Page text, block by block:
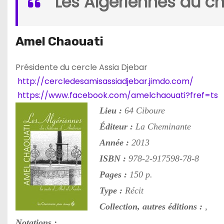
Amel Chaouati
Présidente du cercle Assia Djebar
http://cercledesamisassiadjebar.jimdo.com/
https://www.facebook.com/amelchaouati?fref=ts
Lieu : 64 Ciboure
Éditeur : La Cheminante
Année : 2013
ISBN : 978-2-917598-78-8
Pages : 150 p.
Type : Récit
Collection, autres éditions : ,